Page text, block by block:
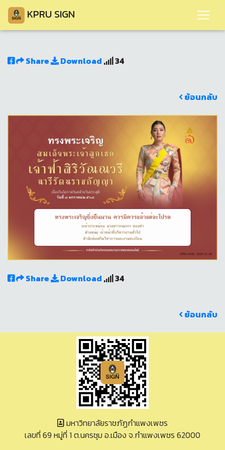
KPRU SIGN
Share Download 34
ย้อนกลับ
Share Download 34
ย้อนกลับ
มหาวิทยาลัยราชภัฏกำแพงเพชร
เลขที่ 69 หมู่ที่ 1 ต.นครชุม อ.เมือง จ.กำแพงเพชร 62000